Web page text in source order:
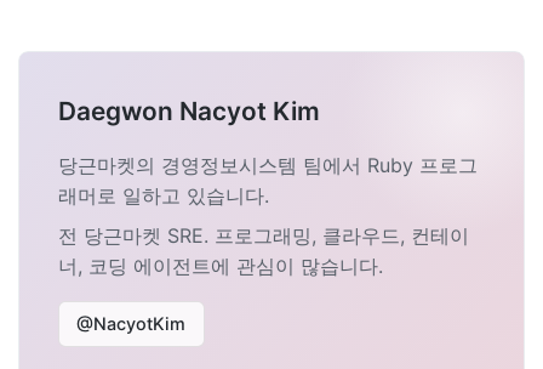
Daegwon Nacyot Kim
당근마켓의 경영정보시스템 팀에서 Ruby 프로그
래머로 일하고 있습니다.
전 당근마켓 SRE. 프로그래밍, 클라우드, 컨테이
너, 코딩 에이전트에 관심이 많습니다.
@NacyotKim